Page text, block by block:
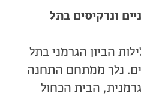
ונרקיסים בתל
הביון הגרמני בתל
נלך ממתחם התחנה
הבית הכחול